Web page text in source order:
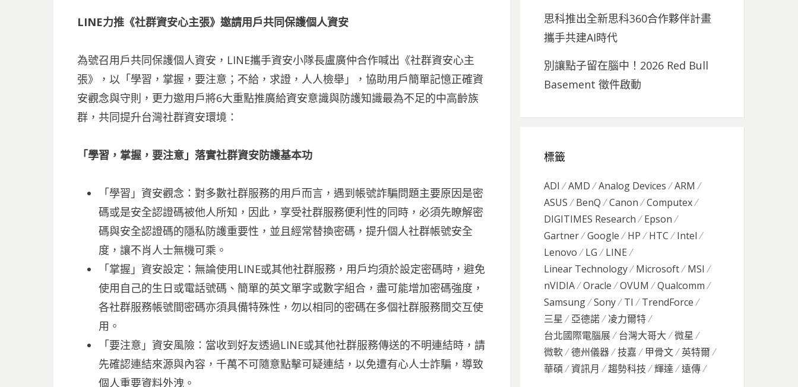
LINE力推《社群資安心主張》邀請用戶共同保護個人資安
為號召用戶共同保護個人資安，LINE攜手資安小隊長盧廣仲合作喊出《社群資安心主
張》，以「學習，掌握，要注意；不給，求證，人人檢舉」，協助用戶簡單記憶正確資
安觀念與守則，更力邀用戶將6大重點推廣給資安意識與防護知識最為不足的中高齡族
群，共同提升台灣社群資安環境：
「學習，掌握，要注意」落實社群資安防護基本功
「學習」資安觀念：對多數社群服務的用戶而言，遇到帳號詐騙問題主要原因是密
碼或是安全認證碼被他人所知，因此，享受社群服務便利性的同時，必須先瞭解密
碼與安全認證碼的隱私防護重要性，並且經常替換密碼，提升個人社群帳號安全
度，讓不肖人士無機可乘。
「掌握」資安設定：無論使用LINE或其他社群服務，用戶均須於設定密碼時，避免
使用自己的生日或電話號碼、簡單的英文單字或數字組合，盡可能增加密碼強度，
各社群服務帳號間密碼亦須具備特殊性，勿以相同的密碼在多個社群服務間交互使
用。
「要注意」資安風險：當收到好友透過LINE或其他社群服務傳送的不明連結時，請
先確認連結來源與內容，千萬不可隨意點擊可疑連結，以免遭有心人士詐騙，導致
個人重要資料外洩。
思科推出全新思科360合作夥伴計畫
攜手共建AI時代
別讓點子留在腦中！2026 Red Bull
Basement 徵件啟動
標籤
ADI AMD Analog Devices
ARM
ASUS
BenQ Canon
Computex
DIGITIMES Research
Epson
Gartner
Google HP HTC
Intel
Lenovo
LG
LINE
Linear Technology
Microsoft
MSI
nVIDIA
Oracle OVUM
Qualcomm
Samsung
Sony TI
TrendForce
三星
亞德諾
凌力爾特
台北國際電腦展
台灣大哥大
微星
微軟
德州儀器 技嘉 甲骨文
英特爾
華碩
資訊月 趨勢科技 輝達 遠傳